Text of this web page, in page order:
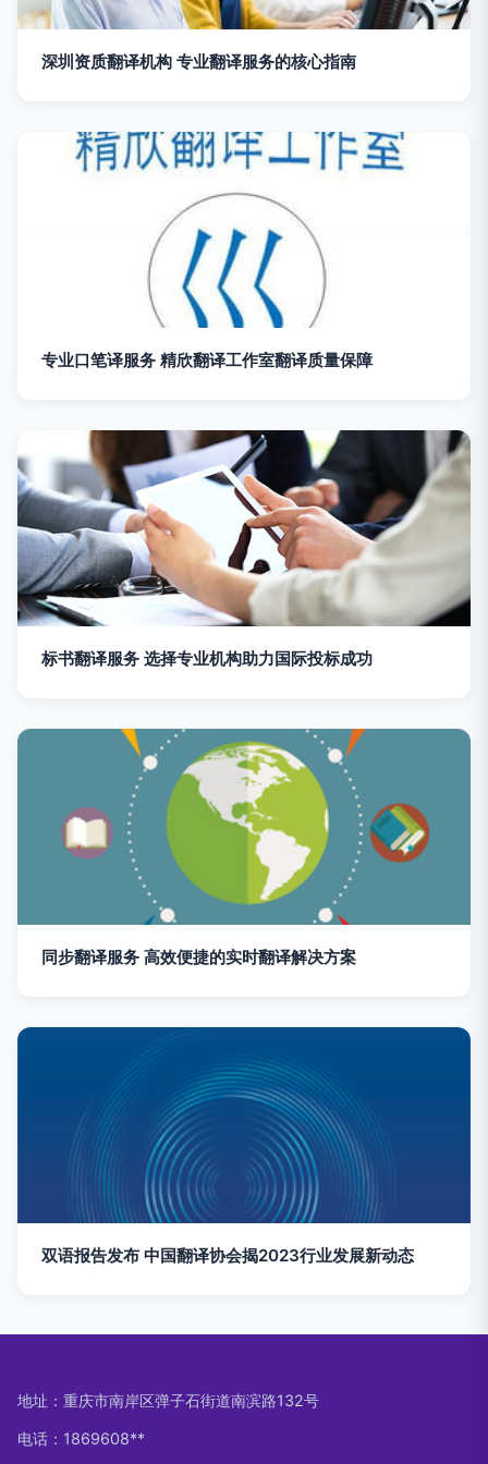
深圳资质翻译机构 专业翻译服务的核心指南
专业口笔译服务 精欣翻译工作室翻译质量保障
标书翻译服务 选择专业机构助力国际投标成功
同步翻译服务 高效便捷的实时翻译解决方案
双语报告发布 中国翻译协会揭2023行业发展新动态
地址：重庆市南岸区弹子石街道南滨路132号
电话：1869608**